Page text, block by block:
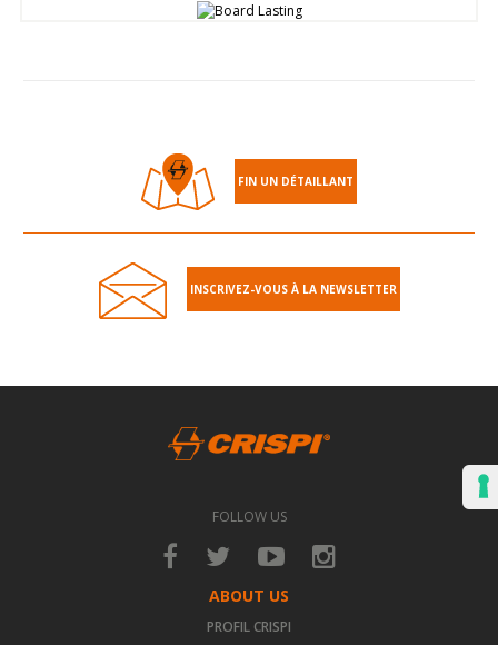
FIN UN DÉTAILLANT
INSCRIVEZ-VOUS À LA NEWSLETTER
FOLLOW US
ABOUT US
PROFIL CRISPI